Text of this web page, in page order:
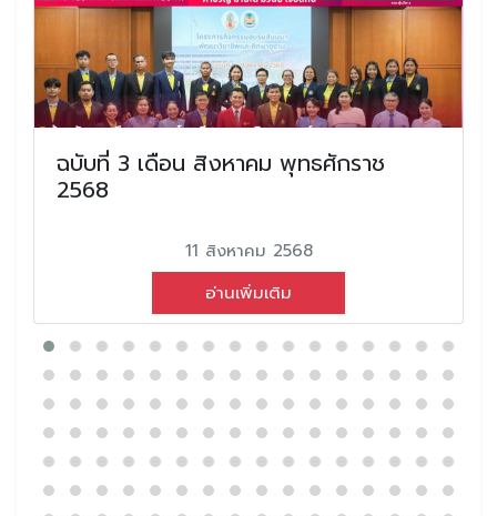
ฉบับที่ 3 เดือน สิงหาคม พุทธศักราช
2568
11 สิงหาคม 2568
อ่านเพิ่มเติม